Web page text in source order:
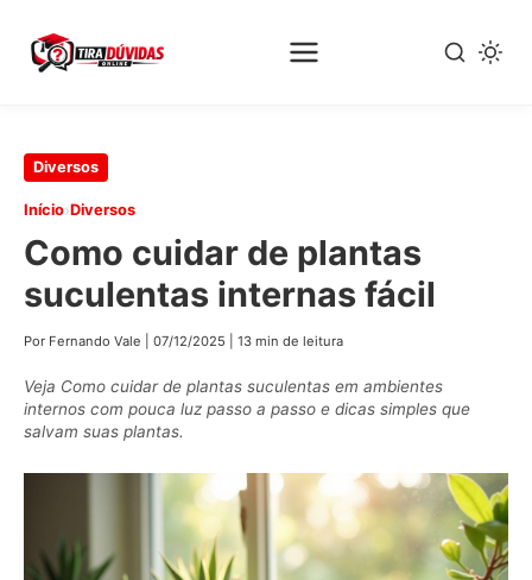
Pular
conteúdo
principal
Diversos
Início›Diversos
Como cuidar de plantas
suculentas internas fácil
Por Fernando Vale 07/12/2025 13 min de leitura
Veja Como cuidar de plantas suculentas em ambientes
internos com pouca luz passo a passo e dicas simples que
salvam suas plantas.